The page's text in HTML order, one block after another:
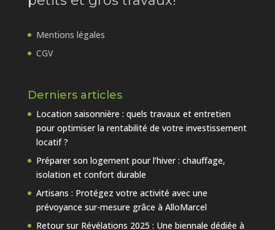
Mentions légales
CGV
Derniers articles
Location saisonnière : quels travaux et entretien
pour optimiser la rentabilité de votre investissement
locatif ?
Préparer son logement pour l’hiver : chauffage,
isolation et confort durable
Artisans : Protégez votre activité avec une
prévoyance sur-mesure grâce à AlloMarcel
Retour sur Révélations 2025 : Une biennale dédiée à